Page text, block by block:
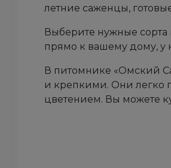
летние саженцы,
Выберите нужные сорта
прямо к вашему дому, у
В питомнике «Омский
и крепкими. Они легко
цветением. Вы можете